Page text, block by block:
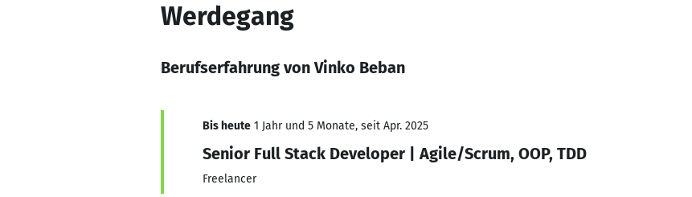
Werdegang
Berufserfahrung von Vinko Beban
Bis heute 1 Jahr und 5 Monate, seit Apr. 2025
Senior Full Stack Developer | Agile/Scrum, OOP, TDD
Freelancer